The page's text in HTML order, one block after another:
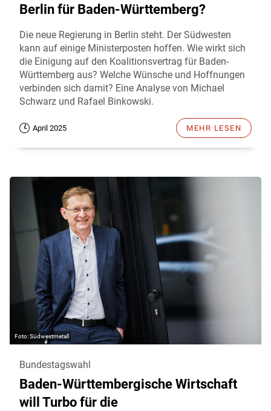
Berlin für Baden-Württemberg?
Die neue Regierung in Berlin steht. Der Südwesten
kann auf einige Ministerposten hoffen. Wie wirkt sich
die Einigung auf den Koalitionsvertrag für Baden-
Württemberg aus? Welche Wünsche und Hoffnungen
verbinden sich damit? Eine Analyse von Michael
Schwarz und Rafael Binkowski.
April 2025 MEHR LESEN
Südwestmetall
Bundestagswahl
Baden-Württembergische Wirtschaft
will Turbo für die